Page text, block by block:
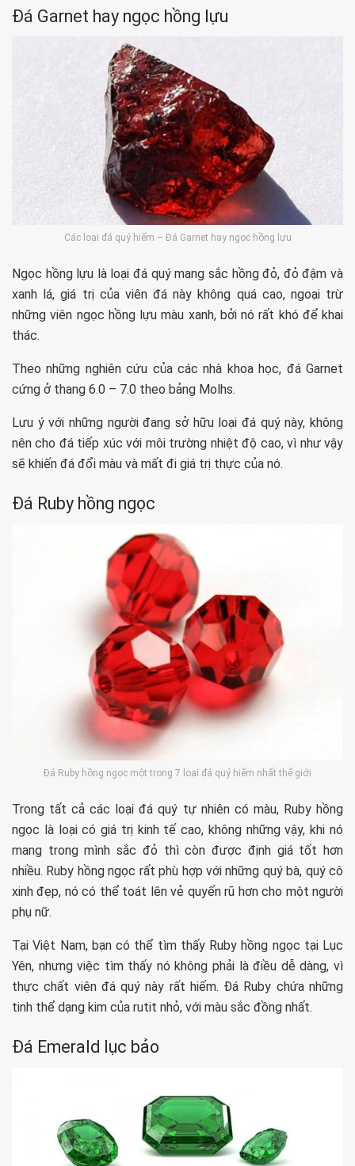
Đá Garnet hay ngọc hồng lựu
Các loại đá quý hiếm – Đá Garnet hay ngọc hồng lựu
Ngọc hồng lựu là loại đá quý mang sắc hồng đỏ, đỏ đậm và
xanh lá, giá trị của viên đá này không quá cao, ngoại trừ
những viên ngọc hồng lựu màu xanh, bởi nó rất khó để khai
thác.
Theo những nghiên cứu của các nhà khoa học, đá Garnet
cứng ở thang 6.0 – 7.0 theo bảng Molhs.
Lưu ý với những người đang sở hữu loại đá quý này, không
nên cho đá tiếp xúc với môi trường nhiệt độ cao, vì như vậy
sẽ khiến đá đổi màu và mất đi giá trị thực của nó.
Đá Ruby hồng ngọc
Đá Ruby hồng ngọc một trong 7 loại đá quý hiếm nhất thế giới
Trong tất cả các loại đá quý tự nhiên có màu, Ruby hồng
ngọc là loại có giá trị kinh tế cao, không những vậy, khi nó
mang trong mình sắc đỏ thì còn được định giá tốt hơn
nhiều. Ruby hồng ngọc rất phù hợp với những quý bà, quý cô
xinh đẹp, nó có thể toát lên vẻ quyến rũ hơn cho một người
phụ nữ.
Tại Việt Nam, bạn có thể tìm thấy Ruby hồng ngọc tại Lục
Yên, nhưng việc tìm thấy nó không phải là điều dễ dàng, vì
thực chất viên đá quý này rất hiếm. Đá Ruby chứa những
tinh thể dạng kim của rutit nhỏ, với màu sắc đồng nhất.
Đá Emerald lục bảo